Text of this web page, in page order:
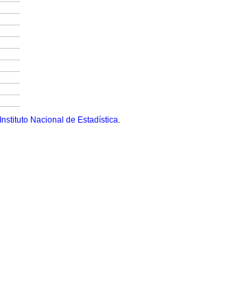
Instituto Nacional de Estadística.